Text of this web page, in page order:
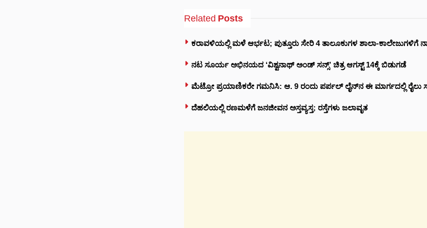
Related Posts
ಕರಾವಳಿಯಲ್ಲಿ ಮಳೆ ಆರ್ಭಟ; ಪುತ್ತೂರು ಸೇರಿ 4 ತಾಲೂಕುಗಳ ಶಾಲಾ-ಕಾಲೇಜುಗಳಿಗೆ
ನಟ ಸೂರ್ಯ ಅಭಿನಯದ ‘ವಿಶ್ವನಾಥ್ ಅಂಡ್ ಸನ್ಸ್’ ಚಿತ್ರ ಆಗಸ್ಟ್ 14ಕ್ಕೆ ಬಿಡುಗಡೆ
ಮೆಟ್ರೋ ಪ್ರಯಾಣಿಕರೇ ಗಮನಿಸಿ: ಆ. 9 ರಂದು ಪರ್ಪಲ್ ಲೈನ್‌ನ ಈ ಮಾರ್ಗದಲ್ಲಿ ರೈಲು
ದೆಹಲಿಯಲ್ಲಿ ರಣಮಳೆಗೆ ಜನಜೀವನ ಅಸ್ತವ್ಯಸ್ತ; ರಸ್ತೆಗಳು ಜಲಾವೃತ